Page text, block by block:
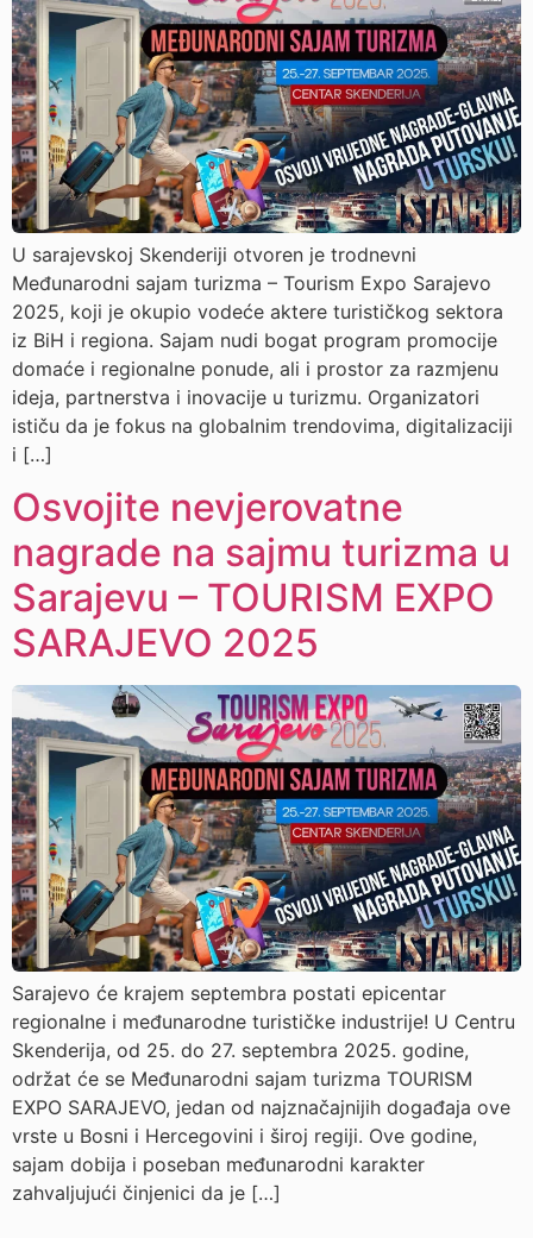
U sarajevskoj Skenderiji otvoren je trodnevni
Međunarodni sajam turizma – Tourism Expo Sarajevo
2025, koji je okupio vodeće aktere turističkog sektora
iz BiH i regiona. Sajam nudi bogat program promocije
domaće i regionalne ponude, ali i prostor za razmjenu
ideja, partnerstva i inovacije u turizmu. Organizatori
ističu da je fokus na globalnim trendovima, digitalizaciji
i […]
Osvojite nevjerovatne
nagrade na sajmu turizma u
Sarajevu – TOURISM EXPO
SARAJEVO 2025
Sarajevo će krajem septembra postati epicentar
regionalne i međunarodne turističke industrije! U Centru
Skenderija, od 25. do 27. septembra 2025. godine,
održat će se Međunarodni sajam turizma TOURISM
EXPO SARAJEVO, jedan od najznačajnijih događaja ove
vrste u Bosni i Hercegovini i široj regiji. Ove godine,
sajam dobija i poseban međunarodni karakter
zahvaljujući činjenici da je […]